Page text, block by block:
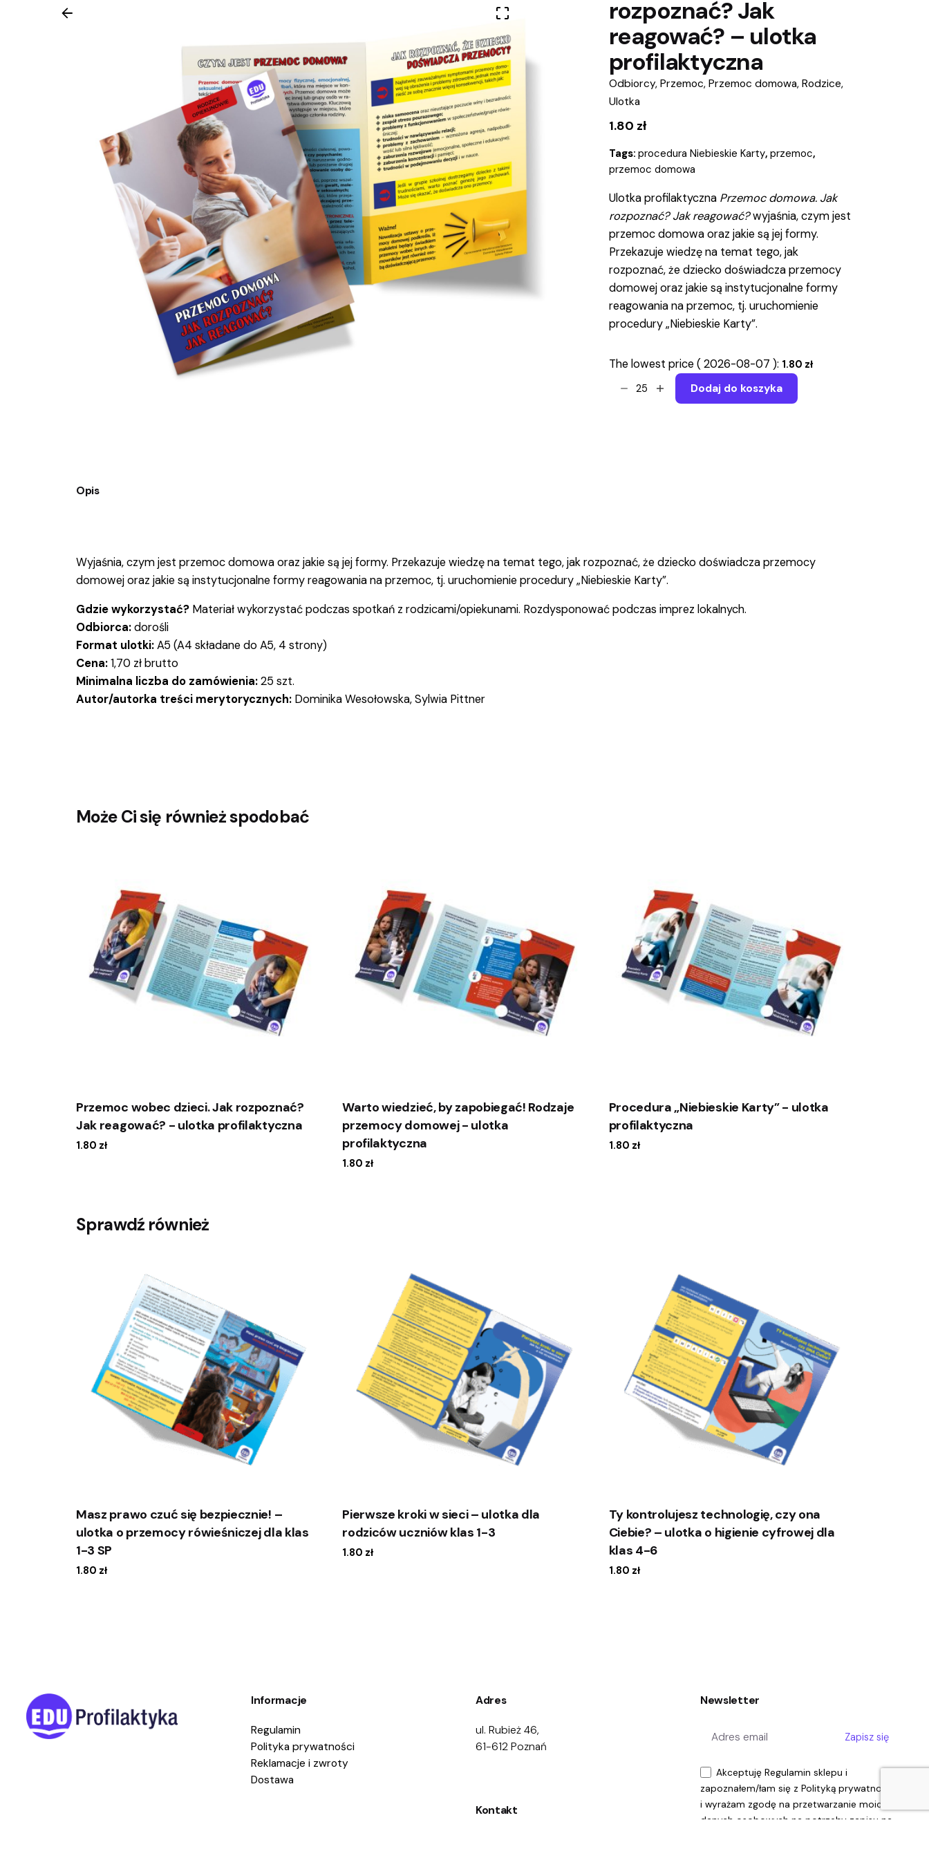
rozpoznać? Jak
reagować? – ulotka
profilaktyczna
Odbiorcy, Przemoc, Przemoc domowa, Rodzice,
Ulotka
1.80 zł
Tags: procedura Niebieskie Karty, przemoc,
przemoc domowa
Ulotka profilaktyczna Przemoc domowa. Jak
rozpoznać? Jak reagować?wyjaśnia, czym jest
przemoc domowa oraz jakie są jej formy.
Przekazuje wiedzę na temat tego, jak
rozpoznać, że dziecko doświadcza przemocy
domowej oraz jakie są instytucjonalne formy
reagowania na przemoc, tj. uruchomienie
procedury „Niebieskie Karty”.
The lowest price ( 2026-08-07 ): 1.80 zł
Dodaj do koszyka
Opis
Wyjaśnia, czym jestprzemoc domowaoraz jakie są jej formy. Przekazuje wiedzę na temat tego, jak rozpoznać, że dziecko doświadcza przemocy
domowej oraz jakie są instytucjonalne formy reagowania na przemoc, tj. uruchomienie procedury „Niebieskie Karty”.
Gdzie wykorzystać? Materiał wykorzystać podczas spotkań z rodzicami/opiekunami. Rozdysponować podczas imprez lokalnych.
Odbiorca:dorośli
Format ulotki:A5 (A4 składane do A5, 4 strony)
Cena:1,70 zł brutto
Minimalna liczba do zamówienia:25 szt.
Autor/autorka treści merytorycznych: Dominika Wesołowska, Sylwia Pittner
Może Ci się również spodobać
Przemoc wobec dzieci. Jak rozpoznać?
Jak reagować? - ulotka profilaktyczna
1.80 zł
Warto wiedzieć, by zapobiegać! Rodzaje
przemocy domowej - ulotka
profilaktyczna
1.80 zł
Procedura „Niebieskie Karty” - ulotka
profilaktyczna
1.80 zł
Sprawdź również
Masz prawo czuć się bezpiecznie! –
ulotka o przemocy rówieśniczej dla klas
1-3 SP
1.80 zł
Pierwsze kroki w sieci – ulotka dla
rodziców uczniów klas 1-3
1.80 zł
Ty kontrolujesz technologię, czy ona
Ciebie? – ulotka o higienie cyfrowej dla
klas 4-6
1.80 zł
Informacje
Regulamin
Polityka prywatności
Reklamacje i zwroty
Dostawa
Adres
ul. Rubież 46,
61-612 Poznań
Kontakt
Newsletter
Zapisz się
Akceptuję Regulamin sklepu i
zapoznałem/łam się z Polityką prywatności
i wyrażam zgodę na przetwarzanie moich
danych osobowych na potrzeby zapisu na